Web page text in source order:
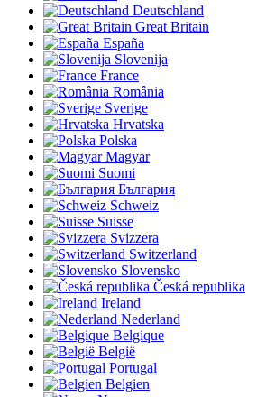
Deutschland
Great Britain
España
Slovenija
France
România
Sverige
Hrvatska
Polska
Magyar
Suomi
България
Schweiz
Suisse
Svizzera
Switzerland
Slovensko
Česká republika
Ireland
Nederland
Belgique
België
Portugal
Belgien